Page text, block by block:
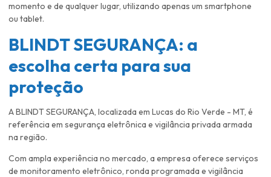
momento e de qualquer lugar, utilizando apenas um smartphone
ou tablet.
BLINDT SEGURANÇA: a
escolha certa para sua
proteção
A BLINDT SEGURANÇA, localizada em Lucas do Rio Verde - MT, é
referência em segurança eletrônica e vigilância privada armada
na região.
Com ampla experiência no mercado, a empresa oferece serviços
de monitoramento eletrônico, ronda programada e vigilância